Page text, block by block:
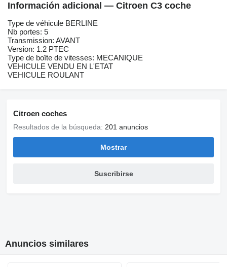
Información adicional — Citroen C3 coche
Type de véhicule BERLINE
Nb portes: 5
Transmission: AVANT
Version: 1.2 PTEC
Type de boîte de vitesses: MECANIQUE
VEHICULE VENDU EN L'ETAT
VEHICULE ROULANT
Citroen coches
Resultados de la búsqueda: 201 anuncios
Mostrar
Suscribirse
Anuncios similares